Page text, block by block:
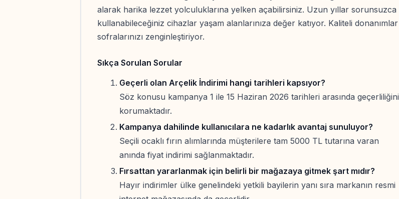
alarak harika lezzet yolculuklarına yelken açabilirsiniz. Uzun yıllar sorunsuzca
kullanabileceğiniz cihazlar yaşam alanlarınıza değer katıyor. Kaliteli donanımlar
sofralarınızı zenginleştiriyor.
Sıkça Sorulan Sorular
Geçerli olan Arçelik İndirimi hangi tarihleri kapsıyor?
Söz konusu kampanya 1 ile 15 Haziran 2026 tarihleri arasında geçerliliğini
korumaktadır.
Kampanya dahilinde kullanıcılara ne kadarlık avantaj sunuluyor?
Seçili ocaklı fırın alımlarında müşterilere tam 5000 TL tutarına varan
anında fiyat indirimi sağlanmaktadır.
Fırsattan yararlanmak için belirli bir mağazaya gitmek şart mıdır?
Hayır indirimler ülke genelindeki yetkili bayilerin yanı sıra markanın resmi